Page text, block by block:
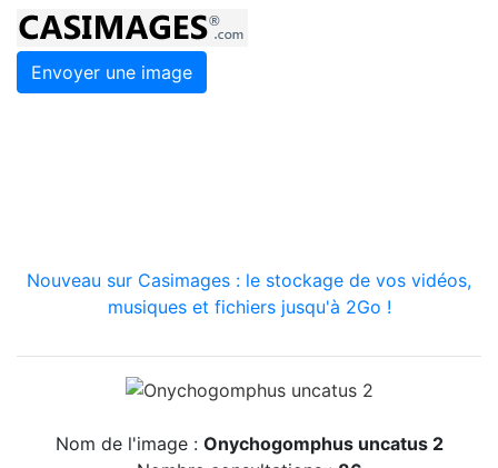
Envoyer une image
Nouveau sur Casimages : le stockage de vos vidéos,
musiques et fichiers jusqu'à 2Go !
Nom de l'image : Onychogomphus uncatus 2